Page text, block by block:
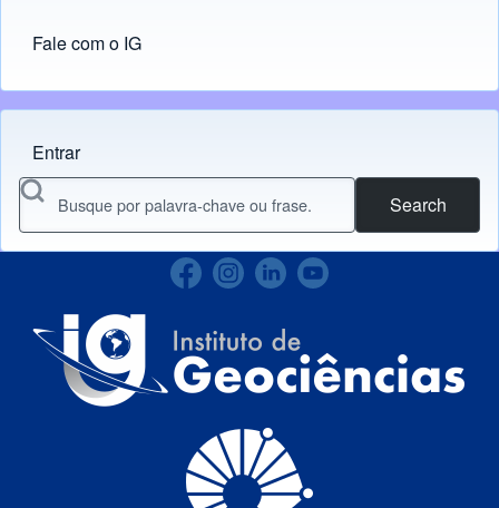
Fale com o IG
Menu do usuário
Entrar
Search